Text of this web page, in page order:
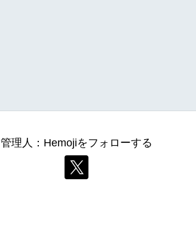
管理人：Hemojiをフォローする